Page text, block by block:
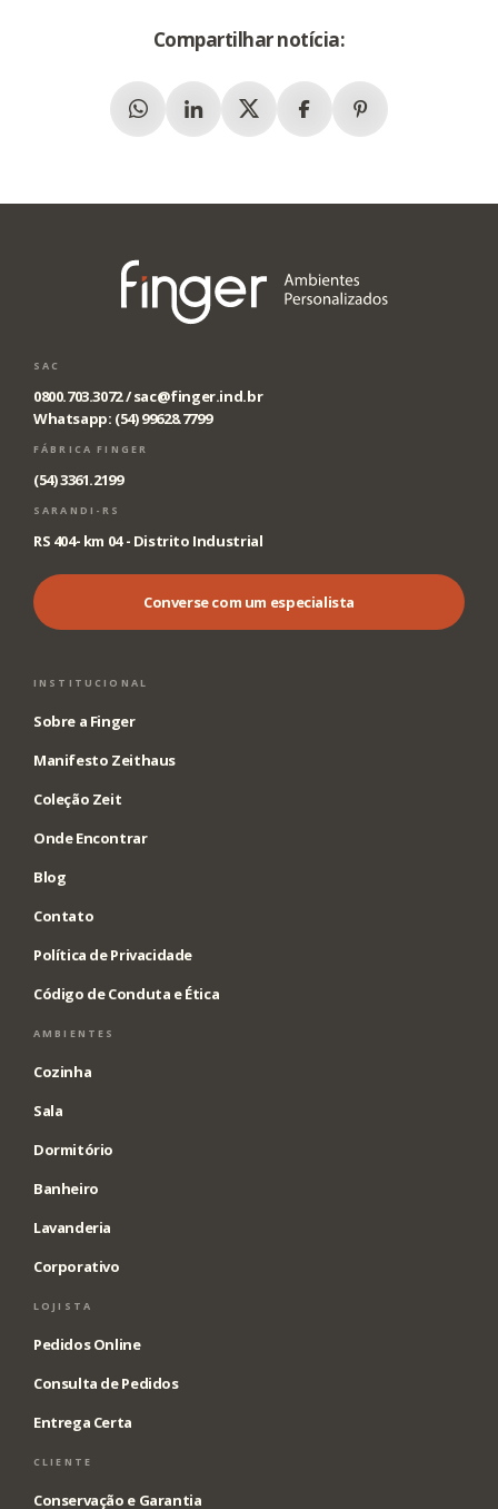
Compartilhar notícia:
WhatsappLinkedinX (Twitter)FacebookPinterest
SAC
0800.703.3072 /sac@finger.ind.br
Whatsapp: (54) 99628.7799
FÁBRICA FINGER
(54) 3361.2199
SARANDI-RS
RS 404- km 04 - Distrito Industrial
Converse com um especialista
INSTITUCIONAL
Sobre a Finger
Manifesto Zeithaus
Coleção Zeit
Onde Encontrar
Blog
Contato
Política de Privacidade
Código de Conduta e Ética
AMBIENTES
Cozinha
Sala
Dormitório
Banheiro
Lavanderia
Corporativo
LOJISTA
Pedidos Online
Consulta de Pedidos
Entrega Certa
CLIENTE
Conservação e Garantia